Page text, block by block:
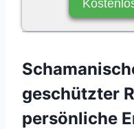
geschützter
persönliche